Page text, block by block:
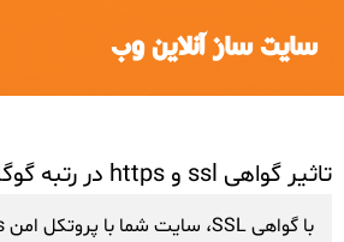
سایت ساز آنلاین وب
تاثیر گواهی ssl و https در رتبه گوگل